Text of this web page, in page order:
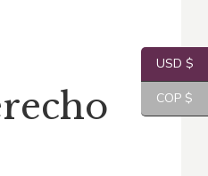
USD $
COP $